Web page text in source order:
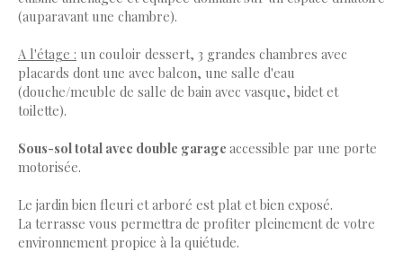
(auparavant une chambre).
A l'étage : un couloir dessert, 3 grandes chambres avec
placards dont une avec balcon, une salle d'eau
(douche/meuble de salle de bain avec vasque, bidet et
toilette).
Sous-sol total avec double garage accessible par une porte
motorisée.
Le jardin bien fleuri et arboré est plat et bien exposé.
La terrasse vous permettra de profiter pleinement de votre
environnement propice à la quiétude.